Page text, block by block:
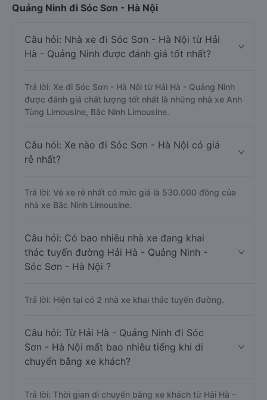
Quảng Ninh đi Sóc Sơn - Hà Nội
Câu hỏi: Nhà xe đi Sóc Sơn - Hà Nội từ Hải
Hà - Quảng Ninh được đánh giá tốt nhất?
Trả lời: Xe đi Sóc Sơn - Hà Nội từ Hải Hà - Quảng Ninh
được đánh giá chất lượng tốt nhất là những nhà xe Anh
Tùng Limousine, Bắc Ninh Limousine.
Câu hỏi: Xe nào đi Sóc Sơn - Hà Nội có giá
rẻ nhất?
Trả lời: Vé xe rẻ nhất có mức giá là 530.000 đồng của
nhà xe Bắc Ninh Limousine.
Câu hỏi: Có bao nhiêu nhà xe đang khai
thác tuyến đường Hải Hà - Quảng Ninh -
Sóc Sơn - Hà Nội ?
Trả lời: Hiện tại có 2 nhà xe khai thác tuyến đường.
Câu hỏi: Từ Hải Hà - Quảng Ninh đi Sóc
Sơn - Hà Nội mất bao nhiêu tiếng khi di
chuyển bằng xe khách?
Trả lời: Thời gian di chuyển bằng xe khách từ Hải Hà -